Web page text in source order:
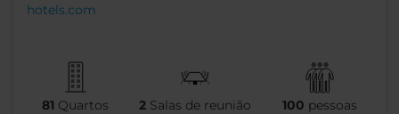
hotels.com
81 Quartos 2 Salas de reunião 100 pessoas